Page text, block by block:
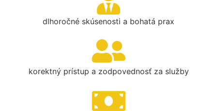
dlhoročné skúsenosti a bohatá prax
korektný prístup a zodpovednosť za služby